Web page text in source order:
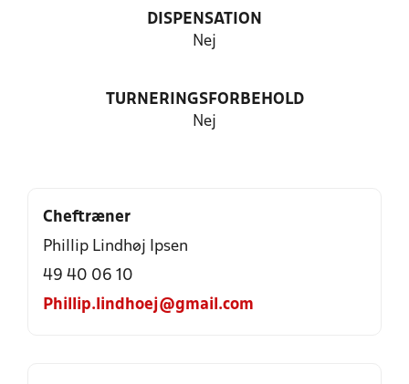
DISPENSATION
Nej
TURNERINGSFORBEHOLD
Nej
Cheftræner
Phillip Lindhøj Ipsen
49 40 06 10
Phillip.lindhoej@gmail.com